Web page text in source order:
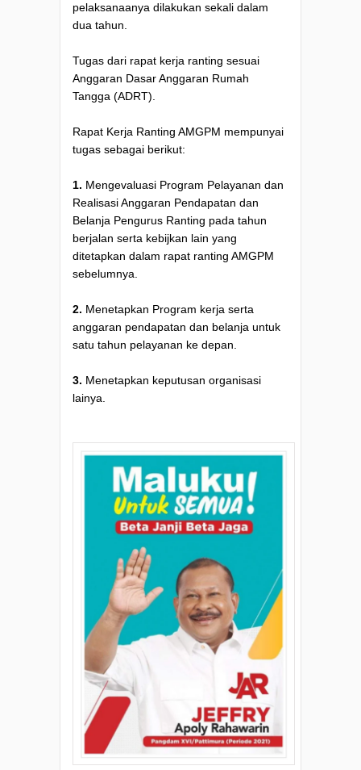
pelaksanaanya dilakukan sekali dalam
dua tahun.
Tugas dari rapat kerja ranting sesuai
Anggaran Dasar Anggaran Rumah
Tangga (ADRT).
Rapat Kerja Ranting AMGPM mempunyai
tugas sebagai berikut:
1. Mengevaluasi Program Pelayanan dan
Realisasi Anggaran Pendapatan dan
Belanja Pengurus Ranting pada tahun
berjalan serta kebijkan lain yang
ditetapkan dalam rapat ranting AMGPM
sebelumnya.
2. Menetapkan Program kerja serta
anggaran pendapatan dan belanja untuk
satu tahun pelayanan ke depan.
3. Menetapkan keputusan organisasi
lainya.